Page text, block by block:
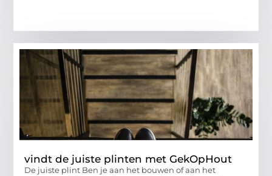
vindt de juiste plinten met GekOpHout
De juiste plint Ben je aan het bouwen of aan het